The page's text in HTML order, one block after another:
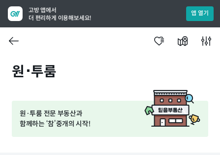
고방 앱에서
더 편리하게 이용해보세요!
앱 열기
원･투룸
원·투룸 전문 부동산과
함께하는 ‘참’중개의 시작!